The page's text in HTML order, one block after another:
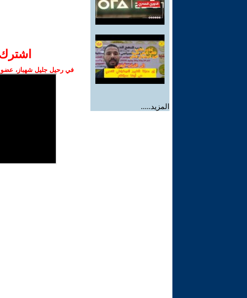
المزيد.....
في رحيل جليل شهباز، عضو